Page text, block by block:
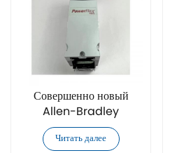
Совершенно новый
Allen-Bradley
20F11GD034AA0NNNNN
преобразователь частоты
Читать далее